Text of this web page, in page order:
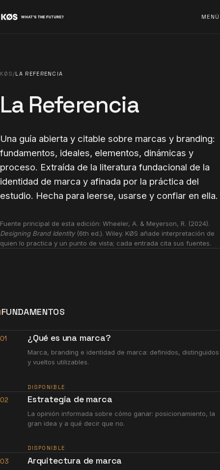
MENÚ
KØS /LA REFERENCIA
La Referencia
Una guía abierta y citable sobre marcas y branding:
fundamentos, ideales, elementos, dinámicas y
proceso. Extraída de la literatura fundacional de la
identidad de marca y afinada por la práctica del
estudio. Hecha para leerse, usarse y confiar en ella.
Fuente principal de esta edición: Wheeler, A. & Meyerson, R. (2024).
Designing Brand Identity(6th ed.). Wiley. KØS añade interpretación de
quien lo practica y un punto de vista; cada entrada cita sus fuentes.
IFUNDAMENTOS
01 ¿Qué es una marca?
Marca, branding e identidad de marca: definidos, distinguidos
y vueltos utilizables.
DISPONIBLE
02 Estrategia de marca
La opinión informada sobre cómo ganar: posicionamiento, la
gran idea y a qué decir que no.
DISPONIBLE
03 Arquitectura de marca